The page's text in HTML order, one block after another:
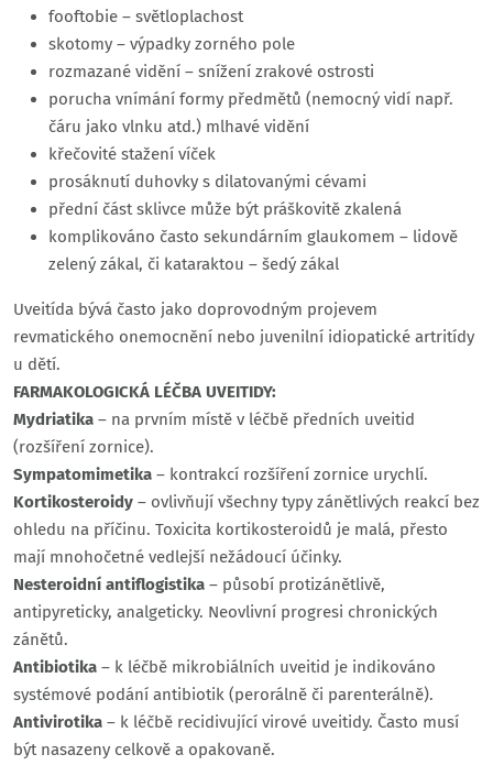
fooftobie – světloplachost
skotomy – výpadky zorného pole
rozmazané vidění – snížení zrakové ostrosti
porucha vnímání formy předmětů (nemocný vidí např.
čáru jako vlnku atd.) mlhavé vidění
křečovité stažení víček
prosáknutí duhovky s dilatovanými cévami
přední část sklivce může být práškovitě zkalená
komplikováno často sekundárním glaukomem – lidově
zelený zákal, či kataraktou – šedý zákal
Uveitída bývá často jako doprovodným projevem
revmatického onemocnění nebo juvenilní idiopatické artritídy
u dětí.
FARMAKOLOGICKÁ LÉČBA UVEITIDY:
Mydriatika – na prvním místě v léčbě předních uveitid
(rozšíření zornice).
Sympatomimetika – kontrakcí rozšíření zornice urychlí.
Kortikosteroidy – ovlivňují všechny typy zánětlivých reakcí bez
ohledu na příčinu. Toxicita kortikosteroidů je malá, přesto
mají mnohočetné vedlejší nežádoucí účinky.
Nesteroidní antiflogistika – působí protizánětlivě,
antipyreticky, analgeticky. Neovlivní progresi chronických
zánětů.
Antibiotika – k léčbě mikrobiálních uveitid je indikováno
systémové podání antibiotik (perorálně či parenterálně).
Antivirotika – k léčbě recidivující virové uveitidy. Často musí
být nasazeny celkově a opakovaně.